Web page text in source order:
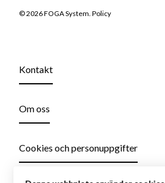
© 2026 FOGA System. Policy
Kontakt
Om oss
Cookies och personuppgifter